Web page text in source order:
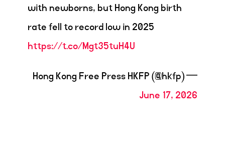
with newborns, but Hong Kong birth
rate fell to record low in 2025
https://t.co/Mgt35tuH4U
— Hong Kong Free Press HKFP (@hkfp)
June 17, 2026